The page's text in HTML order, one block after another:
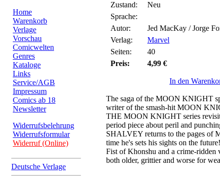
Home
Warenkorb
Verlage
Vorschau
Comicwelten
Genres
Kataloge
Links
Service/AGB
Impressum
Comics ab 18
Newsletter
Widerrufsbelehrung
Widerrufsformular
Widerruf (Online)
Deutsche Verlage
Zustand:
Neu
Sprache:
Autor:
Jed MacKay / Jorge
Verlag:
Marvel
Seiten:
40
Preis:
4,99 €
In den
The saga of the MOON KNIGHT
writer of the smash-hit MOON
THE MOON KNIGHT series
period piece about peril and
SHALVEY returns to the pages of
time he's sets his sights on the
Fist of Khonshu and a crime-
both older, grittier and worse for